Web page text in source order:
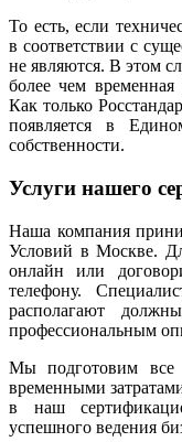
То есть, если
в соответствии с
не являются. В этом
более чем временная
Как только
появляется в
собственности.
Услуги нашего
Наша компания
Условий в Москве.
онлайн или
телефону.
располагают
профессиональным
Мы подготовим все
временными
в наш
успешного ведения